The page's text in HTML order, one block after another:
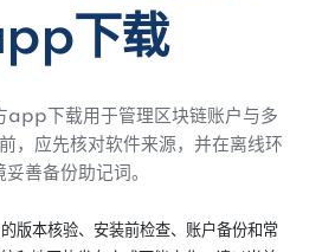
下载
下载用于管理区块链账户与多
，应先核对软件来源，并在离线环
妥善备份助记词。
版本核验、安装前检查、账户备份和常